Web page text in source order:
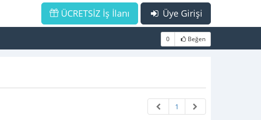
Üye Girişi
ÜCRETSİZ İş İlanı
0 Beğen
1